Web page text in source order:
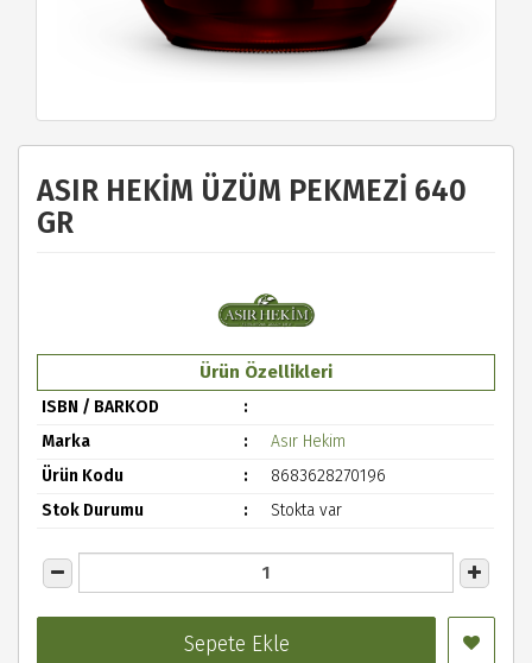
ASIR HEKİM ÜZÜM PEKMEZİ 640
GR
Ürün Özellikleri
ISBN / BARKOD
Marka
Asır Hekim
Ürün Kodu
8683628270196
Stok Durumu
Stokta var
Sepete Ekle